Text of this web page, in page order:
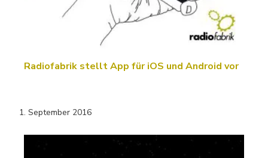
Radiofabrik stellt App für iOS und Android vor
1. September 2016